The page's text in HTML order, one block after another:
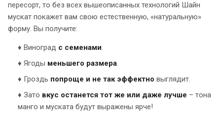
пересорт, то без всех вышеописанных технологий Шайн
мускат покажет вам свою естественную, «натуральную»
форму. Вы получите:
♦ Виноград с семенами.
♦ Ягоды меньшего размера.
♦ Гроздь попроще и не так эффектно выглядит.
♦ Зато вкус останется тот же или даже лучше – тона
манго и муската будут выражены ярче!